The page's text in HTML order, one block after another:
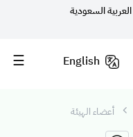
السعودية
English
أعضاء الهيئة